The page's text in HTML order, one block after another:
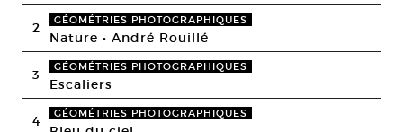
2 GÉOMÉTRIES PHOTOGRAPHIQUES
Nature • André Rouillé
3 GÉOMÉTRIES PHOTOGRAPHIQUES
Escaliers
4 GÉOMÉTRIES PHOTOGRAPHIQUES